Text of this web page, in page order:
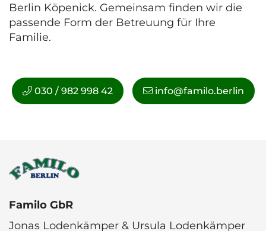
Berlin Köpenick. Gemeinsam finden wir die
passende Form der Betreuung für Ihre
Familie.
030 / 982 998 42 info@familo.berlin
Familo GbR
Jonas Lodenkämper & Ursula Lodenkämper